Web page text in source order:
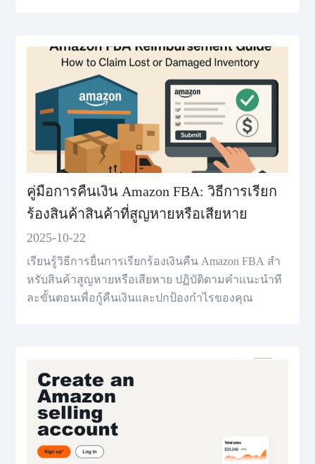
คู่มือการคืนเงิน Amazon FBA: วิธีการเรียก
ร้องสินค้าสินค้าที่สูญหายหรือเสียหาย
2025-10-22
เรียนรู้วิธีการยื่นการเรียกร้องเงินคืน Amazon FBA สํา
หรับสินค้าสูญหายหรือเสียหาย ปฏิบัติตามคำแนะนำที
ละขั้นตอนเพื่อกู้คืนเงินและปกป้องกำไรของคุณ